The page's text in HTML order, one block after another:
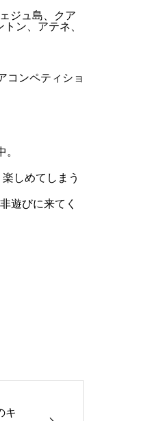
ジュ島、クア
ン、アテネ、
コンペティショ
しめてしまう
遊びに来てく
キ